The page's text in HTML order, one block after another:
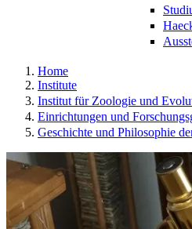
Home
Institute
Institut für Zoologie und
Einrichtungen und
Geschichte und Philosophie